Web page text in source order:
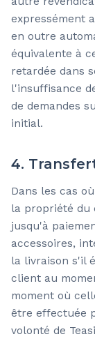
expressément
en outre
équivalente à
retardée dans
l'insuffisance
de demandes
initial.
4.
Dans les cas
la propriété du
jusqu'à
accessoires,
la livraison s'il
client au
moment où
être effectuée
volonté de